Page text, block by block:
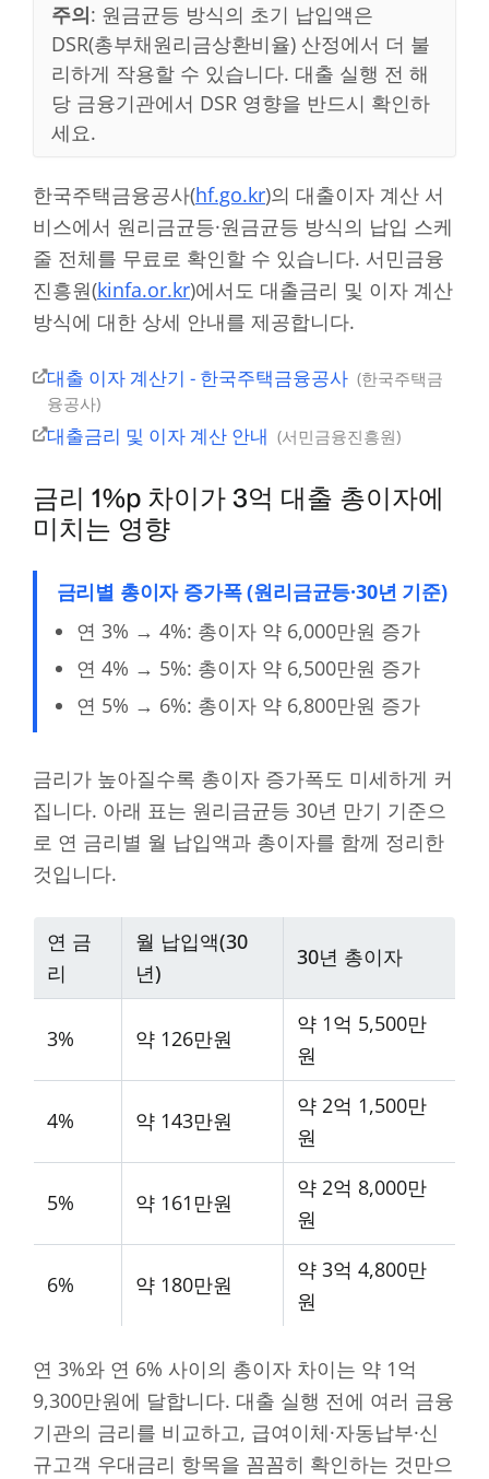
주의: 원금균등 방식의 초기 납입액은
DSR(총부채원리금상환비율) 산정에서 더 불
리하게 작용할 수 있습니다. 대출 실행 전 해
당 금융기관에서 DSR 영향을 반드시 확인하
세요.
한국주택금융공사(hf.go.kr)의 대출이자 계산 서
비스에서 원리금균등·원금균등 방식의 납입 스케
줄 전체를 무료로 확인할 수 있습니다. 서민금융
진흥원(kinfa.or.kr)에서도 대출금리 및 이자 계산
방식에 대한 상세 안내를 제공합니다.
대출 이자 계산기 - 한국주택금융공사
한국주택금
융공사
대출금리 및 이자 계산 안내 서민금융진흥원
금리 1%p 차이가 3억 대출 총이자에
미치는 영향
금리별 총이자 증가폭 (원리금균등·30년 기준)
연 3% → 4%: 총이자 약 6,000만원 증가
연 4% → 5%: 총이자 약 6,500만원 증가
연 5% → 6%: 총이자 약 6,800만원 증가
금리가 높아질수록 총이자 증가폭도 미세하게 커
집니다. 아래 표는 원리금균등 30년 만기 기준으
로 연 금리별 월 납입액과 총이자를 함께 정리한
것입니다.
연 금
리
월 납입액(30
년)
30년 총이자
3% 약 126만원
약 1억 5,500만
원
4% 약 143만원
약 2억 1,500만
원
5% 약 161만원
약 2억 8,000만
원
6% 약 180만원
약 3억 4,800만
원
연 3%와 연 6% 사이의 총이자 차이는 약 1억
9,300만원에 달합니다. 대출 실행 전에 여러 금융
기관의 금리를 비교하고, 급여이체·자동납부·신
규고객 우대금리 항목을 꼼꼼히 확인하는 것만으